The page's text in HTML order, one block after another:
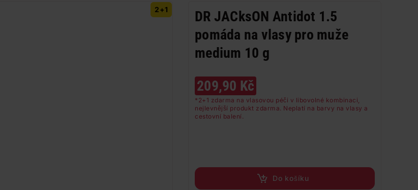
2+1
DR JACksON Antidot 1.5
pomáda na vlasy pro muže
medium 10 g
209,90 Kč
*2+1 zdarma na vlasovou péči v libovolné kombinaci,
nejlevnější produkt zdarma. Neplatí na barvy na vlasy a
cestovní balení.
Do košíku